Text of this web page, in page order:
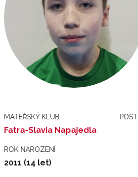
MATEŘSKÝ KLUB
Fatra-Slavia Napajedla
POST
ROK NAROZENÍ
2011 (14 let)